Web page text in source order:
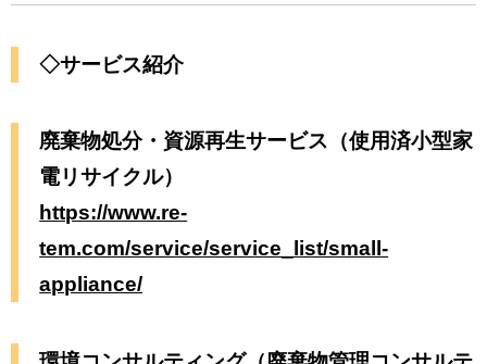
◇サービス紹介
廃棄物処分・資源再生サービス（使用済小型家
電リサイクル）
https://www.re-
tem.com/service/service_list/small-
appliance/